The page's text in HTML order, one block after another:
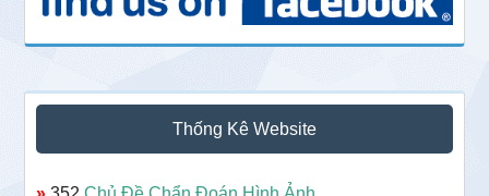
Thống Kê Website